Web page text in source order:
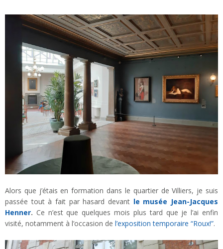
Alors que j’étais en formation dans le quartier de Villiers, je suis
passée tout à fait par hasard devant le musée Jean-Jacques
Henner. Ce n’est que quelques mois plus tard que je l’ai enfin
visité, notamment à l’occasion de l’exposition temporaire “Roux!”.